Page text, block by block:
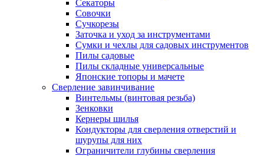
Секаторы
Совочки
Сучкорезы
Заточка и уход за инструментами
Сумки и чехлы для садовых инструментов
Пилы садовые
Пилы складные универсальные
Японские топоры и мачете
Сверление завинчивание
Винтельмы (винтовая резьба)
Зенковки
Кернеры шилья
Кондукторы для сверления отверстий и
шурупы для них
Ограничители глубины сверления